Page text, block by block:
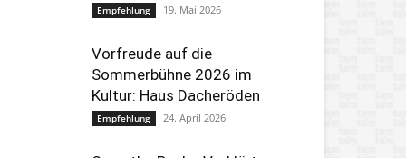
Empfehlung 19. Mai 2026
Vorfreude auf die
Sommerbühne 2026 im
Kultur: Haus Dacheröden
Empfehlung 24. April 2026